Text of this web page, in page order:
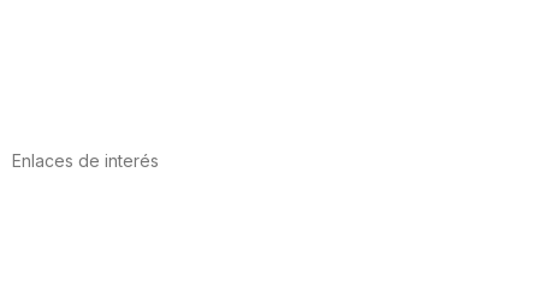
Enlaces de interés